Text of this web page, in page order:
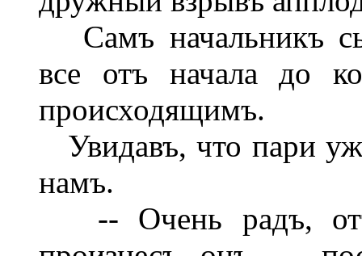
Самъ начальникъ
все отъ начала до
происходящимъ.
Увидавъ, что пари
намъ.
-- Очень радъ,